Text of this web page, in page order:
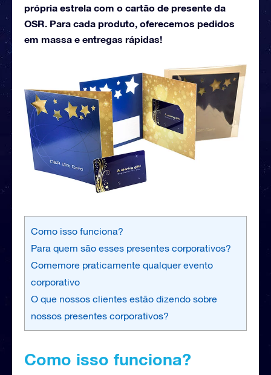
própria estrela com o cartão de presente da
OSR. Para cada produto, oferecemos pedidos
em massa e entregas rápidas!
Como isso funciona?
Para quem são esses presentes corporativos?
Comemore praticamente qualquer evento
corporativo
O que nossos clientes estão dizendo sobre
nossos presentes corporativos?
Como isso funciona?